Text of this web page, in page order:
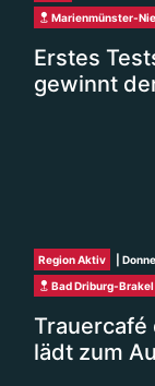
Marienmünster-
Erstes
gewinnt
Region Aktiv
|
Bad Driburg-Brakel
Trauercafé
lädt zum